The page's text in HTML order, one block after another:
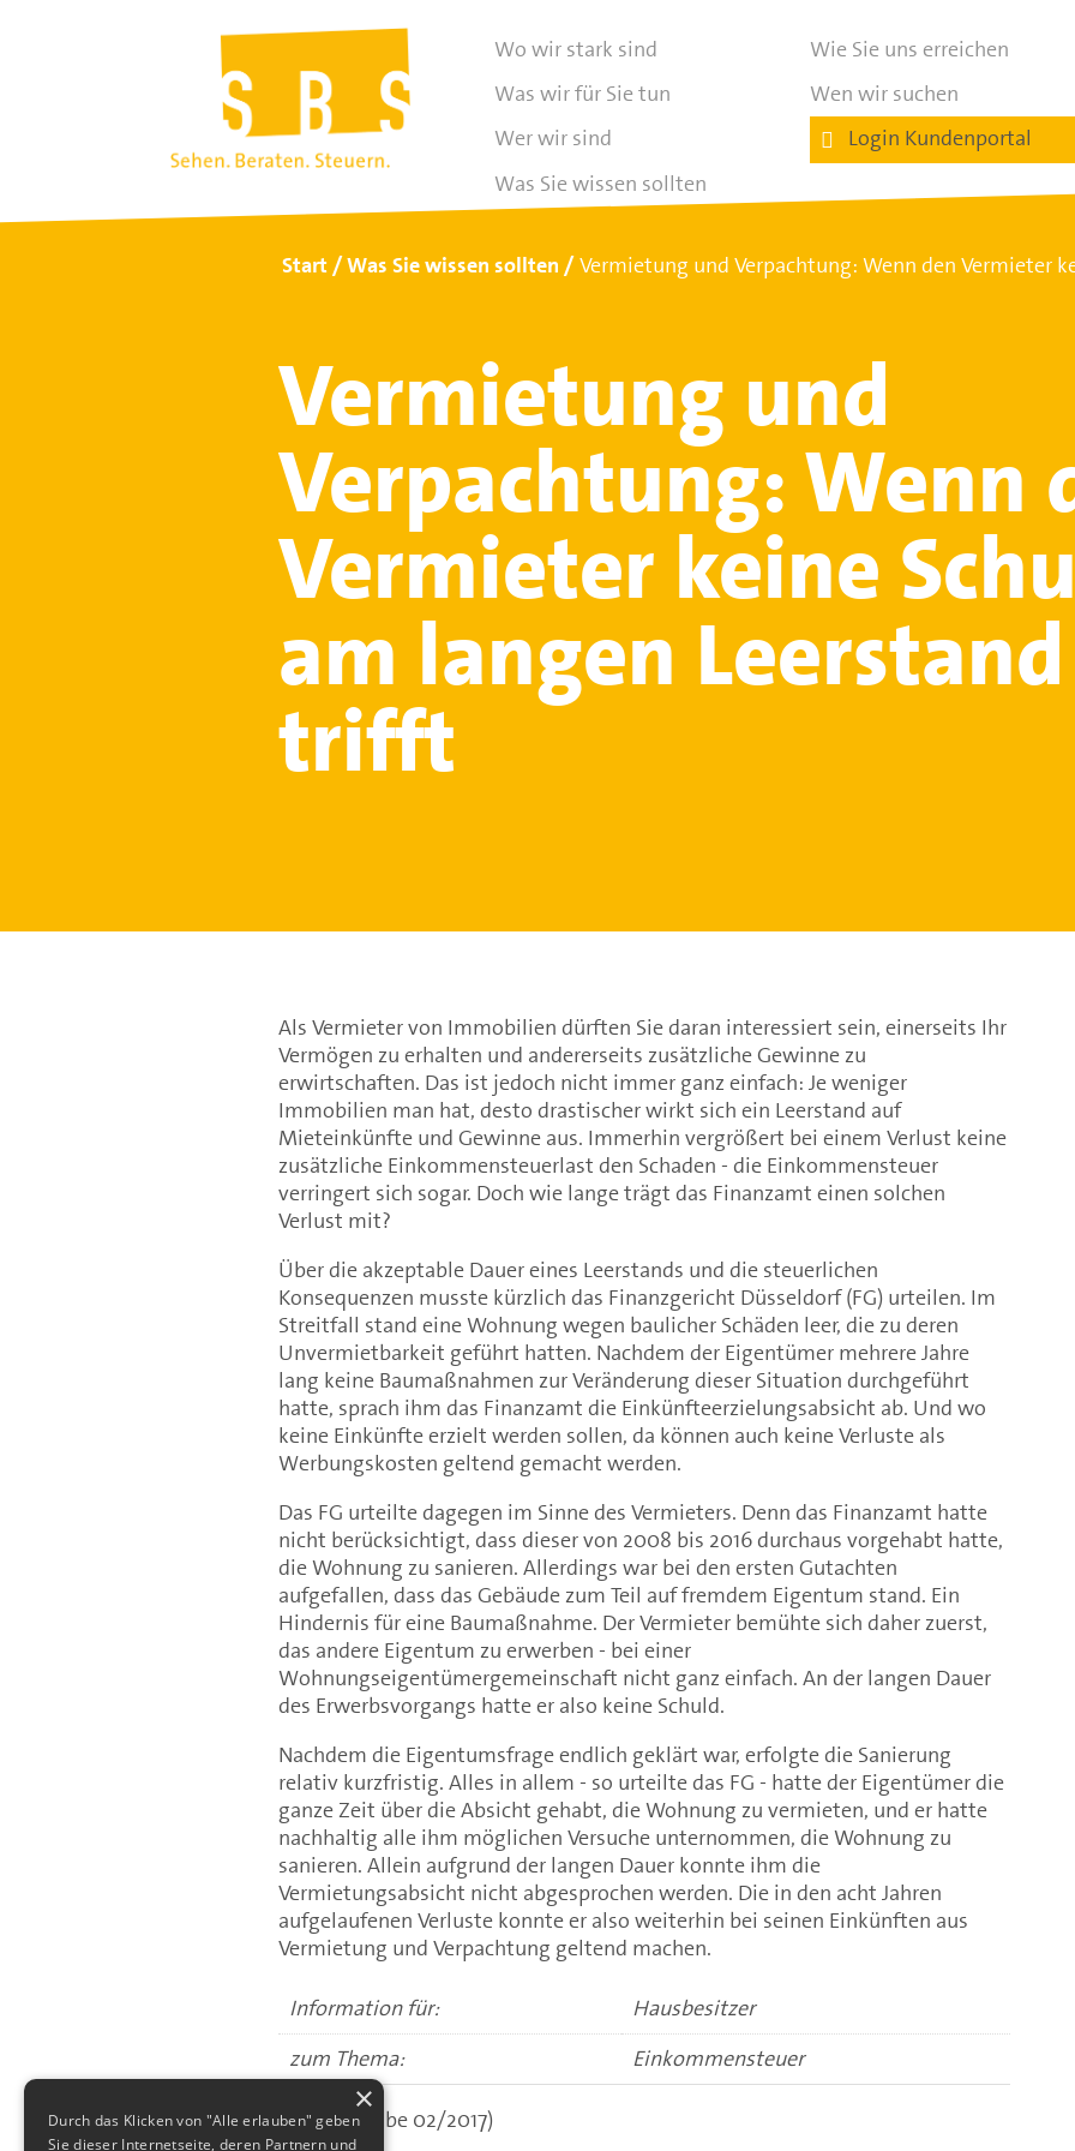
Wo wir stark sind
Was wir für Sie tun
Wer wir sind
Was Sie wissen sollten
Wie Sie uns erreichen
Wen wir suchen
Login Kundenportal
Start Was Sie wissen sollten Vermietung und Verpachtung: Wenn den Vermieter
Vermietung und
Verpachtung: Wenn
Vermieter keine
am langen Leerstand
trifft
Als Vermieter von Immobilien dürften Sie daran interessiert sein, einerseits Ihr
Vermögen zu erhalten und andererseits zusätzliche Gewinne zu
erwirtschaften. Das ist jedoch nicht immer ganz einfach: Je weniger
Immobilien man hat, desto drastischer wirkt sich ein Leerstand auf
Mieteinkünfte und Gewinne aus. Immerhin vergrößert bei einem Verlust keine
zusätzliche Einkommensteuerlast den Schaden - die Einkommensteuer
verringert sich sogar. Doch wie lange trägt das Finanzamt einen solchen
Verlust mit?
Über die akzeptable Dauer eines Leerstands und die steuerlichen
Konsequenzen musste kürzlich das Finanzgericht Düsseldorf (FG) urteilen. Im
Streitfall stand eine Wohnung wegen baulicher Schäden leer, die zu deren
Unvermietbarkeit geführt hatten. Nachdem der Eigentümer mehrere Jahre
lang keine Baumaßnahmen zur Veränderung dieser Situation durchgeführt
hatte, sprach ihm das Finanzamt die Einkünfteerzielungsabsicht ab. Und wo
keine Einkünfte erzielt werden sollen, da können auch keine Verluste als
Werbungskosten geltend gemacht werden.
Das FG urteilte dagegen im Sinne des Vermieters. Denn das Finanzamt hatte
nicht berücksichtigt, dass dieser von 2008 bis 2016 durchaus vorgehabt hatte,
die Wohnung zu sanieren. Allerdings war bei den ersten Gutachten
aufgefallen, dass das Gebäude zum Teil auf fremdem Eigentum stand. Ein
Hindernis für eine Baumaßnahme. Der Vermieter bemühte sich daher zuerst,
das andere Eigentum zu erwerben - bei einer
Wohnungseigentümergemeinschaft nicht ganz einfach. An der langen Dauer
des Erwerbsvorgangs hatte er also keine Schuld.
Nachdem die Eigentumsfrage endlich geklärt war, erfolgte die Sanierung
relativ kurzfristig. Alles in allem - so urteilte das FG - hatte der Eigentümer die
ganze Zeit über die Absicht gehabt, die Wohnung zu vermieten, und er hatte
nachhaltig alle ihm möglichen Versuche unternommen, die Wohnung zu
sanieren. Allein aufgrund der langen Dauer konnte ihm die
Vermietungsabsicht nicht abgesprochen werden. Die in den acht Jahren
aufgelaufenen Verluste konnte er also weiterhin bei seinen Einkünften aus
Vermietung und Verpachtung geltend machen.
Information für:
Hausbesitzer
zum Thema:
Einkommensteuer
(aus: Ausgabe 02/2017)
×
Durch das Klicken von "Alle erlauben" geben
Sie dieser Internetseite, deren Partnern und